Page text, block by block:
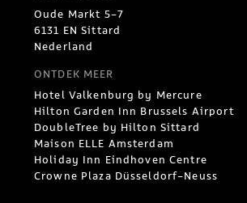
Oude Markt 5-7
6131 EN Sittard
Nederland
ONTDEK MEER
Hotel Valkenburg by Mercure
Hilton Garden Inn Brussels Airport
DoubleTree by Hilton Sittard
Maison ELLE Amsterdam
Holiday Inn Eindhoven Centre
Crowne Plaza Düsseldorf-Neuss